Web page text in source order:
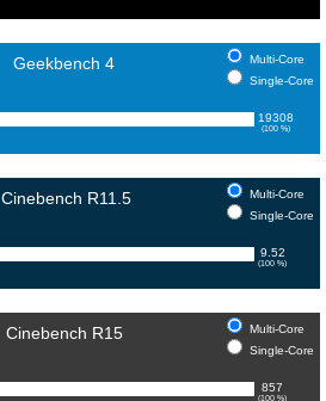
Geekbench 4
Multi-Core
Single-Core
19308
(100 %)
Cinebench R11.5
Multi-Core
Single-Core
9.52
(100 %)
Cinebench R15
Multi-Core
Single-Core
857
(100 %)